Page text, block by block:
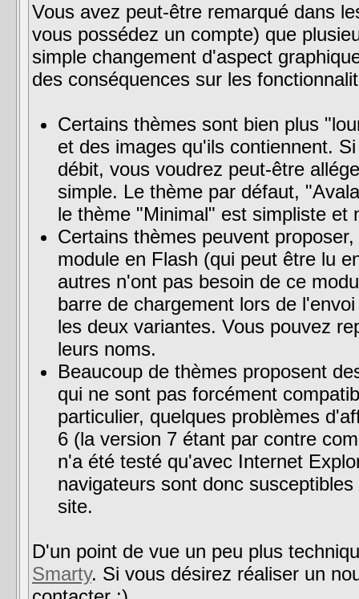
Vous avez peut-être remarqué dans
vous possédez un compte) que
simple changement d'aspect
des conséquences sur les
Certains thèmes sont bien plus
et des images qu'ils contiennent.
débit, vous voudrez peut-être
simple. Le thème par défaut,
le thème "Minimal" est simpliste et
Certains thèmes peuvent
module en Flash (qui peut être lu
autres n'ont pas besoin de ce
barre de chargement lors de
les deux variantes. Vous pouvez
leurs noms.
Beaucoup de thèmes proposent
qui ne sont pas forcément
particulier, quelques problèmes
6 (la version 7 étant par contre
n'a été testé qu'avec Internet
navigateurs sont donc
site.
D'un point de vue un peu plus
Smarty. Si vous désirez réaliser un